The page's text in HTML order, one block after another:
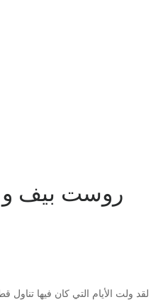
لقد ولت الأيام التي كان فيها